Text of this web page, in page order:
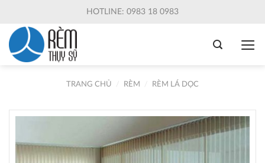
content
HOTLINE: 0983 18 0983
TRANG CHỦ RÈM RÈM LÁ DỌC